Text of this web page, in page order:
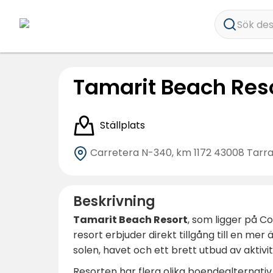
Sök
Tamarit Beach
Ställplats
Carretera N-340, km 1172 43008
Beskrivning
Tamarit Beach Resort, som ligger på
resort erbjuder direkt tillgång till en mer
solen, havet och ett brett utbud av